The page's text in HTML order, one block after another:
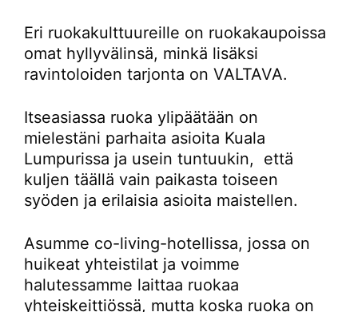
Eri ruokakulttuureille on ruokakaupoissa
omat hyllyvälinsä, minkä lisäksi
ravintoloiden tarjonta on VALTAVA.
Itseasiassa ruoka ylipäätään on
mielestäni parhaita asioita Kuala
Lumpurissa ja usein tuntuukin, että
kuljen täällä vain paikasta toiseen
syöden ja erilaisia asioita maistellen.
Asumme co-living-hotellissa, jossa on
huikeat yhteistilat ja voimme
halutessamme laittaa ruokaa
yhteiskeittiössä, mutta koska ruoka on